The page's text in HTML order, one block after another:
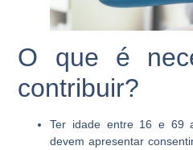
O que é
contribuir?
Ter idade entre 16 e 69
devem apresentar